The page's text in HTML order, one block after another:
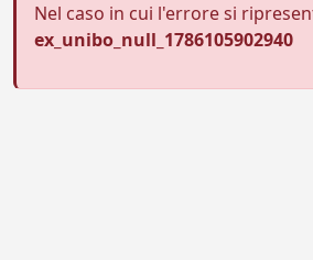
Nel caso in cui l'errore si
ex_unibo_null_1786105902940